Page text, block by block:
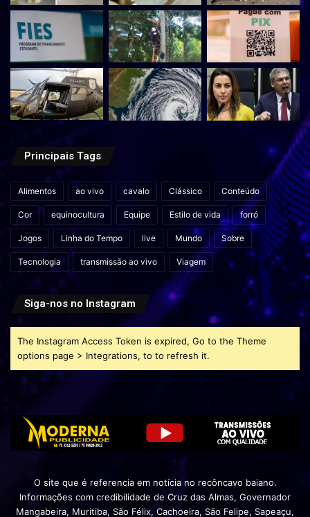
Principais Tags
Alimentos ao vivo cavalo Clássico Conteúdo
Cor equinocultura Equipe Estilo de vida forró
Jogos Linha do Tempo live Mundo Sobre
Tecnologia transmissão ao vivo Viagem
Siga-nos no Instagram
The Instagram Access Token is expired, Go to the Theme
options page > Integrations, to to refresh it.
O site que é referencia em notícia no recôncavo baiano.
Informações com credibilidade de Cruz das Almas, Governador
Mangabeira, Muritiba, São Félix, Cachoeira, São Felipe, Sapeaçu,